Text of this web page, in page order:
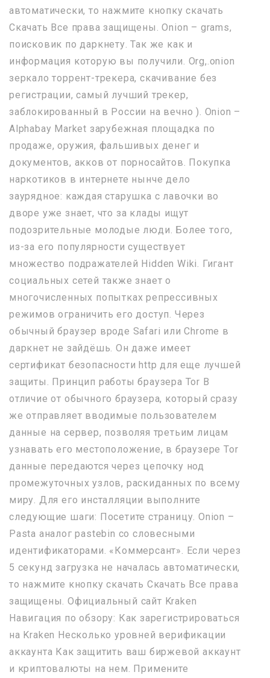
автоматически, то нажмите кнопку cкачать
Скачать Все права защищены. Onion – grams,
поисковик по даркнету. Так же как и
информация которую вы получили. Org,.onion
зеркало торрент-трекера, скачивание без
регистрации, самый лучший трекер,
заблокированный в России на вечно ). Onion –
Alphabay Market зарубежная площадка по
продаже, оружия, фальшивых денег и
документов, акков от порносайтов. Покупка
наркотиков в интернете нынче дело
заурядное: каждая старушка с лавочки во
дворе уже знает, что за клады ищут
подозрительные молодые люди. Более того,
из-за его популярности существует
множество подражателей Hidden Wiki. Гигант
социальных сетей также знает о
многочисленных попытках репрессивных
режимов ограничить его доступ. Через
обычный браузер вроде Safari или Chrome в
даркнет не зайдёшь. Он даже имеет
сертификат безопасности http для еще лучшей
защиты. Принцип работы браузера Tor В
отличие от обычного браузера, который сразу
же отправляет вводимые пользователем
данные на сервер, позволяя третьим лицам
узнавать его местоположение, в браузере Tor
данные передаются через цепочку нод
промежуточных узлов, раскиданных по всему
миру. Для его инсталляции выполните
следующие шаги: Посетите страницу. Onion –
Pasta аналог pastebin со словесными
идентификаторами. «Коммерсант». Если через
5 секунд загрузка не началась автоматически,
то нажмите кнопку cкачать Скачать Все права
защищены. Официальный сайт Kraken
Навигация по обзору: Как зарегистрироваться
на Kraken Несколько уровней верификации
аккаунта Как защитить ваш биржевой аккаунт
и криптовалюты на нем. Примените